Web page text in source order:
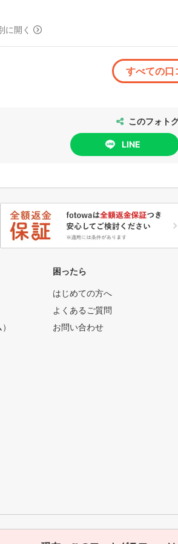
に開く
すべての
このフォト
LINE
困ったら
はじめての方へ
よくあるご質問
お問い合わせ